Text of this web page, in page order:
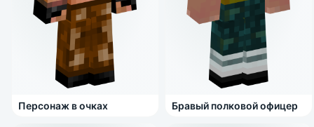
Персонаж в очках Бравый полковой офицер